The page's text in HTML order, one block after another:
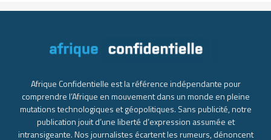
Afrique Confidentielle est la référence indépendante pour
comprendre l’Afrique en mouvement dans un monde en pleine
mutations technologiques et géopolitiques. Sans publicité, notre
publication jouit d’une liberté d’expression assumée et
intransigeante. Nos journalistes écartent les rumeurs, dénoncent